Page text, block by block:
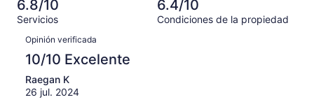
opiniones
7
opiniones
0
de
opiniones
en
de
Terrible.
Basada
en
de
opiniones
6.8/10
Servicios
6.4/10
Condiciones de la propiedad
Opiniones
Opinión verificada
10/10 Excelente
Raegan K
26 jul. 2024